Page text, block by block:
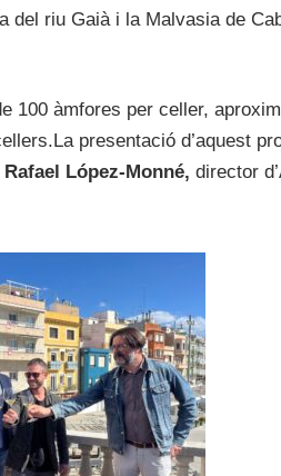
riu Gaià i la Malvasia de
100 àmfores per celler,
presentació d’aquest
Rafael López-Monné, director